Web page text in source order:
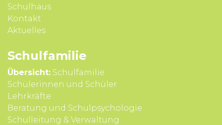
Schulhaus
Kontakt
Aktuelles
Schul­familie
Übersicht: Schulfamilie
Schülerinnen und Schüler
Lehrkräfte
Beratung und Schul­psycho­logie
Schul­leitung & Verwal­tung